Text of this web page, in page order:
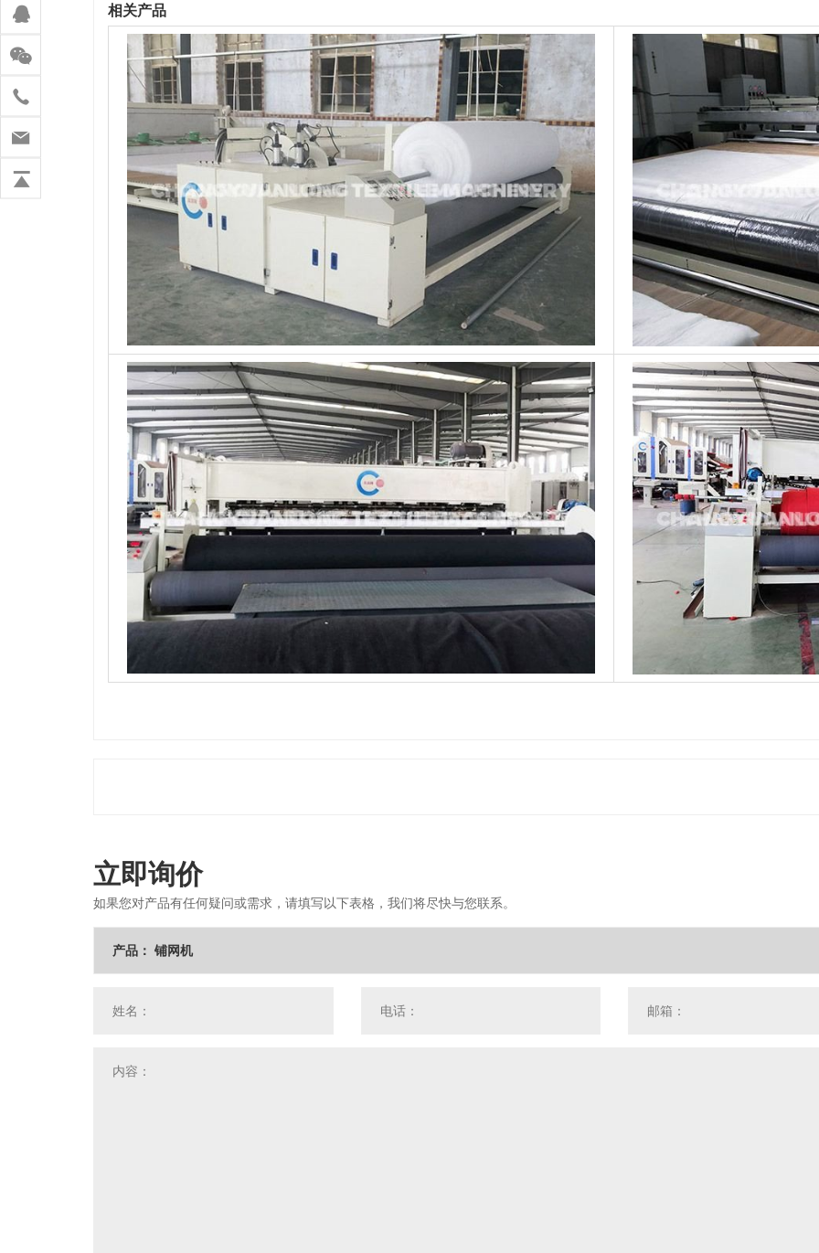
相关产品
立即询价
如果您对产品有任何疑问或需求，请填写以下表格，我们将尽快与您联系。